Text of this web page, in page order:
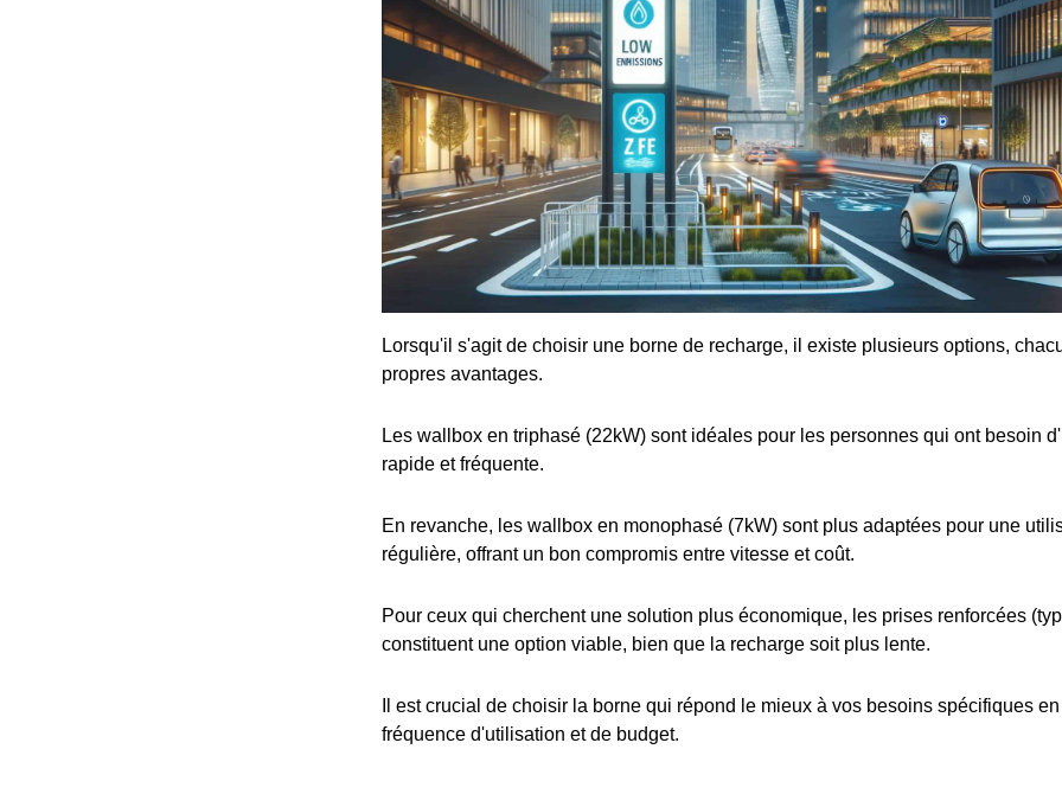
Lorsqu'il s'agit de choisir une borne de recharge, il existe plusieurs options,
propres avantages.
Les wallbox en triphasé (22kW) sont idéales pour les personnes qui ont besoin
rapide et fréquente.
En revanche, les wallbox en monophasé (7kW) sont plus adaptées pour une
régulière, offrant un bon compromis entre vitesse et coût.
Pour ceux qui cherchent une solution plus économique, les prises renforcées
constituent une option viable, bien que la recharge soit plus lente.
Il est crucial de choisir la borne qui répond le mieux à vos besoins spécifiques
fréquence d'utilisation et de budget.